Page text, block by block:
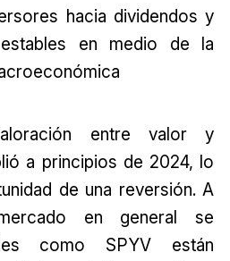
hacia dividendos y
en medio de la
entre valor y
a principios de 2024, lo
de una reversión. A
en general se
como SPYV están